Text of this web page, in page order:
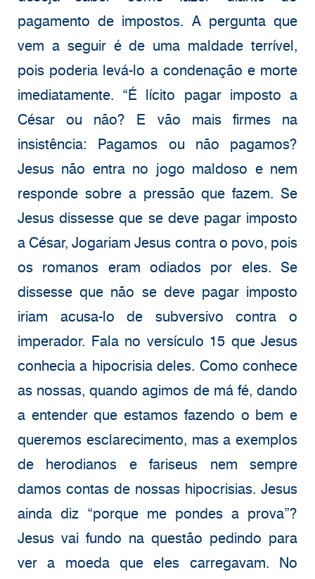
pagamento de impostos. A pergunta que
vem a seguir é de uma maldade terrível,
pois poderia levá-lo a condenação e morte
imediatamente. “É lícito pagar imposto a
César ou não? E vão mais firmes na
insistência: Pagamos ou não pagamos?
Jesus não entra no jogo maldoso e nem
responde sobre a pressão que fazem. Se
Jesus dissesse que se deve pagar imposto
a César, Jogariam Jesus contra o povo, pois
os romanos eram odiados por eles. Se
dissesse que não se deve pagar imposto
iriam acusa-lo de subversivo contra o
imperador. Fala no versículo 15 que Jesus
conhecia a hipocrisia deles. Como conhece
as nossas, quando agimos de má fé, dando
a entender que estamos fazendo o bem e
queremos esclarecimento, mas a exemplos
de herodianos e fariseus nem sempre
damos contas de nossas hipocrisias. Jesus
ainda diz “porque me pondes a prova”?
Jesus vai fundo na questão pedindo para
ver a moeda que eles carregavam. No